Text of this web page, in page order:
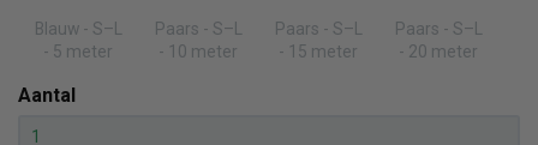
Blauw - S–L
- 5 meter
Paars - S–L
- 10 meter
Paars - S–L
- 15 meter
Paars - S–L
- 20 meter
Aantal